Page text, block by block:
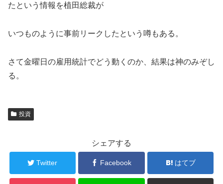
たという情報を植田総裁が
いつものように事前リークしたという噂もある。
さて金曜日の雇用統計でどう動くのか、結果は神のみぞし
る。
投資
シェアする
Twitter Facebook はてブ